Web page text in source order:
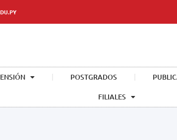
POSTGRADOS
FILIALES